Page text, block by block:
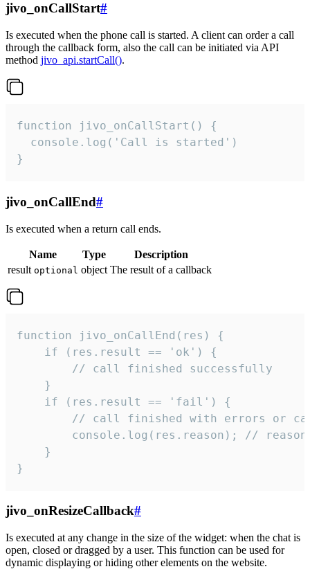
jivo_onCallStart#
Is executed when the phone call is started. A client can order a call
through the callback form, also the call can be initiated via API
method jivo_api.startCall().
function jivo_onCallStart() {
  console.log('Call is started')
}
jivo_onCallEnd#
Is executed when a return call ends.
Name Type
Description
result optional object The result of a callback
function jivo_onCallEnd(res) {
    if (res.result == 'ok') {
        // call finished successfully
    }
    if (res.result == 'fail') {
// call finished with errors or
console.log(res.reason); //
    }
}
jivo_onResizeCallback#
Is executed at any change in the size of the widget: when the chat is
open, closed or dragged by a user. This function can be used for
dynamic displaying or hiding other elements on the website.